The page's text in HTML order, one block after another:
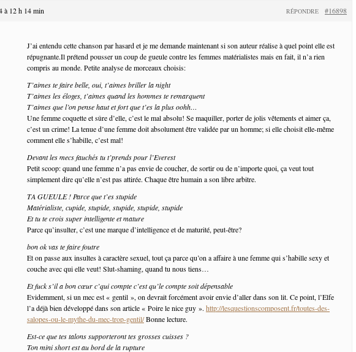
à 12 h 14 min #16898
RÉPONDRE
J’ai entendu cette chanson par hasard et je me demande maintenant si son auteur réalise à quel point elle est
répugnante.Il prétend pousser un coup de gueule contre les femmes matérialistes mais en fait, il n’a rien
compris au monde. Petite analyse de morceaux choisis:
T’aimes te faire belle, oui, t’aimes briller la night
T’aimes les éloges, t’aimes quand les hommes te remarquent
T’aimes que l’on pense haut et fort que t’es la plus oohh…
Une femme coquette et sûre d’elle, c’est le mal absolu! Se maquiller, porter de jolis vêtements et aimer ça,
c’est un crime! La tenue d’une femme doit absolument être validée par un homme; si elle choisit elle-même
comment elle s’habille, c’est mal!
Devant les mecs fauchés tu t’prends pour l’Everest
Petit scoop: quand une femme n’a pas envie de coucher, de sortir ou de n’importe quoi, ça veut tout
simplement dire qu’elle n’est pas attirée. Chaque être humain a son libre arbitre.
TA GUEULE ! Parce que t’es stupide
Matérialiste, cupide, stupide, stupide, stupide, stupide
Et tu te crois super intelligente et mature
Parce qu’insulter, c’est une marque d’intelligence et de maturité, peut-être?
bon ok vas te faire foutre
Et on passe aux insultes à caractère sexuel, tout ça parce qu’on a affaire à une femme qui s’habille sexy et
couche avec qui elle veut! Slut-shaming, quand tu nous tiens…
Et fuck s’il a bon cœur c’qui compte c’est qu’le compte soit dépensable
Evidemment, si un mec est « gentil », on devrait forcément avoir envie d’aller dans son lit. Ce point, l’Elfe
l’a déjà bien développé dans son article « Poire le nice guy ». http://lesquestionscomposent.fr/toutes-des-
salopes-ou-le-mythe-du-mec-trop-gentil/Bonne lecture.
Est-ce que tes talons supporteront tes grosses cuisses ?
Ton mini short est au bord de la rupture